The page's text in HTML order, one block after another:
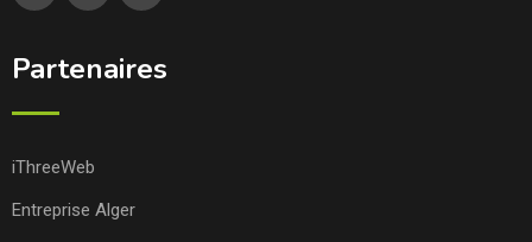
Partenaires
iThreeWeb
Entreprise Alger